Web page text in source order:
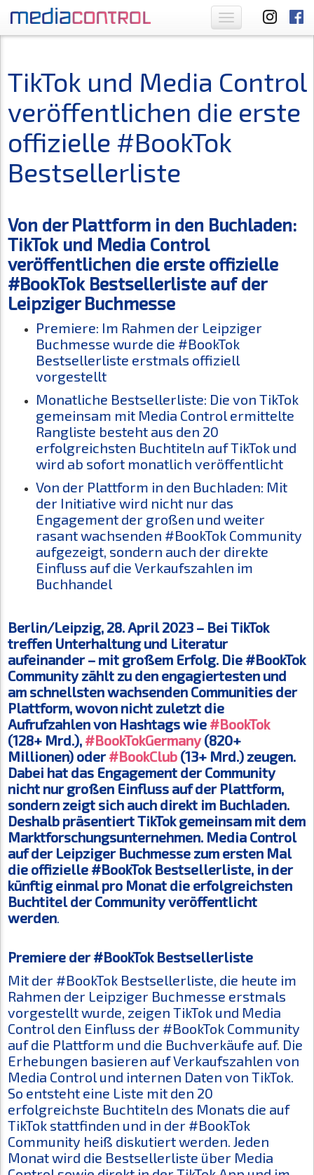
Toggle
navigation
TikTok und Media Control
veröffentlichen die erste
offizielle #BookTok
Bestsellerliste
Von der Plattform in den Buchladen:
TikTok und Media Control
veröffentlichen die erste offizielle
#BookTok Bestsellerliste auf der
Leipziger Buchmesse
Premiere: Im Rahmen der Leipziger
Buchmesse wurde die #BookTok
Bestsellerliste erstmals offiziell
vorgestellt
Monatliche Bestsellerliste: Die von TikTok
gemeinsam mit Media Control ermittelte
Rangliste besteht aus den 20
erfolgreichsten Buchtiteln auf TikTok und
wird ab sofort monatlich veröffentlicht
Von der Plattform in den Buchladen: Mit
der Initiative wird nicht nur das
Engagement der großen und weiter
rasant wachsenden #BookTok Community
aufgezeigt, sondern auch der direkte
Einfluss auf die Verkaufszahlen im
Buchhandel
Berlin/Leipzig, 28. April 2023 – Bei TikTok
treffen Unterhaltung und Literatur
aufeinander – mit großem Erfolg. Die #BookTok
Community zählt zu den engagiertesten und
am schnellsten wachsenden Communities der
Plattform, wovon nicht zuletzt die
Aufrufzahlen von Hashtags wie#BookTok
(128+ Mrd.),#BookTokGermany(820+
Millionen) oder#BookClub (13+ Mrd.) zeugen.
Dabei hat das Engagement der Community
nicht nur großen Einfluss auf der Plattform,
sondern zeigt sich auch direkt im Buchladen.
Deshalb präsentiert TikTok gemeinsam mit dem
Marktforschungsunternehmen. Media Control
auf der Leipziger Buchmesse zum ersten Mal
die offizielle#BookTok Bestsellerliste, in der
künftig einmal pro Monat die erfolgreichsten
Buchtitel der Community veröffentlicht
werden.
Premiere der #BookTok Bestsellerliste
Mit der #BookTok Bestsellerliste, die heute im
Rahmen der Leipziger Buchmesse erstmals
vorgestellt wurde, zeigen TikTok und Media
Control den Einfluss der #BookTok Community
auf die Plattform und die Buchverkäufe auf. Die
Erhebungen basieren auf Verkaufszahlen von
Media Control und internen Daten von TikTok.
So entsteht eine Liste mit den 20
erfolgreichste Buchtiteln des Monats die auf
TikTok stattfinden und in der #BookTok
Community heiß diskutiert werden. Jeden
Monat wird die Bestsellerliste über Media